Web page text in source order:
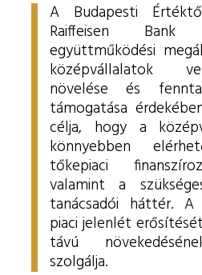
A Budapesti
Raiffeisen
együttműködési
középvállalatok
növelése és
támogatása
célja, hogy a
könnyebben
tőkepiaci
valamint a
tanácsadói háttér. A
piaci jelenlét
távú
szolgálja.